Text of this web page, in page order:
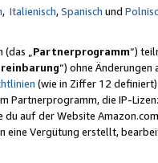
, Italienisch,Spanisch und
(das „Partnerprogramm“)
“) ohne
(wie in Ziffer 12
Partnerprogramm, die IP-
auf der Website
eine Vergütung erstellt,